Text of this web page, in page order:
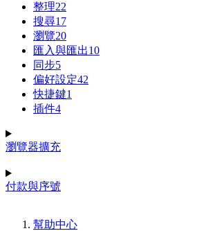
整理22
搜尋17
瀏覽20
匯入與匯出10
同步5
偏好設定42
快捷鍵1
插件4
瀏覽器擴充
付款與序號
幫助中心